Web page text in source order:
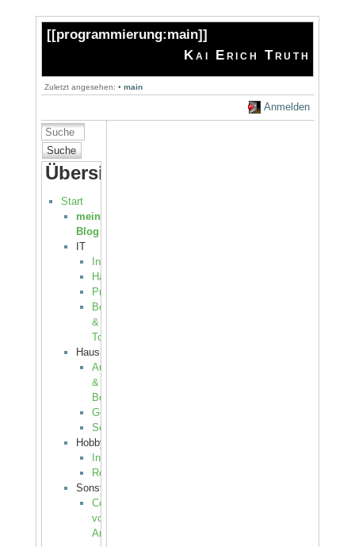
[[programmierung:main]]
Kai Erich Truth
Zuletzt angesehen: • main
Anmelden
Suche
Übersicht
Start
mein
Blog
IT
Internet
Hardware
Programmierung
Betriebssysteme
&
Tools
Haushalt
Auto
&
Boot
Gesetzliches
Sonstiges
Hobby
Instrumente
Rezepte
Sonstiges
Cocktailmaschine
von
Andy